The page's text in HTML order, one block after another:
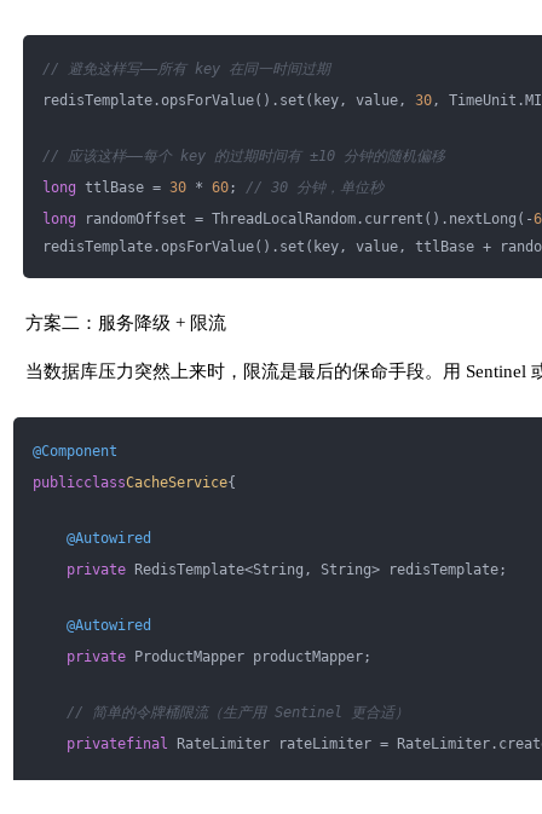
// 同时更新缓存
String cacheKey = "user:" + user.getId();
}
}
// 避免这样写——所有 key 在同一时间过期
redisTemplate.opsForValue().set(key, value, 30,
// 应该这样——每个 key 的过期时间有 ±10 分钟的随机偏移
long ttlBase = 30 * 60; // 30 分钟，单位秒
long randomOffset = ThreadLocalRandom.current().nextLong(-
redisTemplate.opsForValue().set(key, value, ttlBase +
方案二：服务降级 + 限流
当数据库压力突然上来时，限流是最后的保命手段。用 Sentinel
@Component
publicclassCacheService{
@Autowired
private RedisTemplate<String, String> redisTemplate;
@Autowired
private ProductMapper productMapper;
// 简单的令牌桶限流（生产用 Sentinel 更合适）
privatefinal RateLimiter rateLimiter =